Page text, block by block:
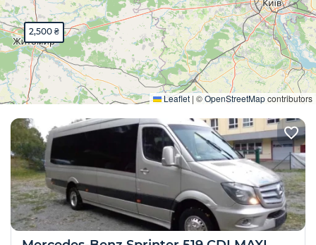
2,500 ₴
Leaflet | ©OpenStreetMapcontributors
Розгорнути